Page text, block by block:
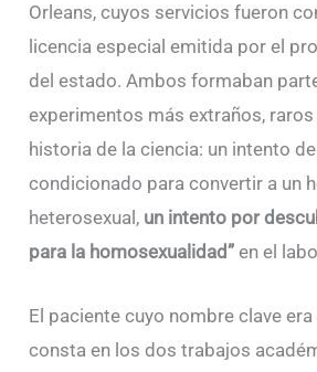
Orleans, cuyos servicios fueron
licencia especial emitida por el
del estado. Ambos formaban
experimentos más extraños, raros
historia de la ciencia: un intento
condicionado para convertir a un
heterosexual, un intento por
para la homosexualidad” en el
El paciente cuyo nombre clave era
consta en los dos trabajos